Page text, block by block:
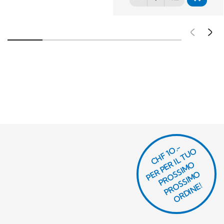
CHF 1O.-
P
E
R
P
E
R I
L
T
U
O
P
R
O
S
SI
M
O
P
R
O
S
SI
M
O
O
R
DI
N
E!